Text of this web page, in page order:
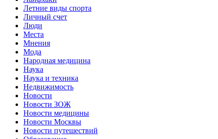
Летние виды спорта
Личный счет
Люди
Места
Мнения
Мода
Народная медицина
Наука
Наука и техника
Недвижимость
Новости
Новости ЗОЖ
Новости медицины
Новости Москвы
Новости путешествий